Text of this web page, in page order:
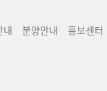
내 분양안내 홍보센터